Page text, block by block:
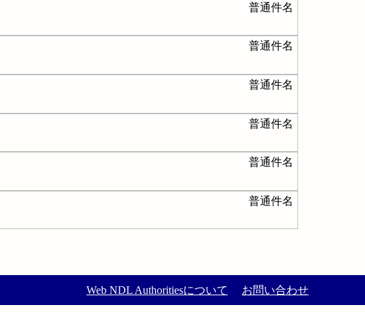
普通件名
普通件名
普通件名
普通件名
普通件名
普通件名
Web NDL Authoritiesについて お問い合わせ